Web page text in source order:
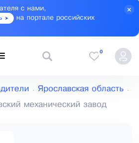
с нами,
на портале российских
0
Ярославская область
механический завод